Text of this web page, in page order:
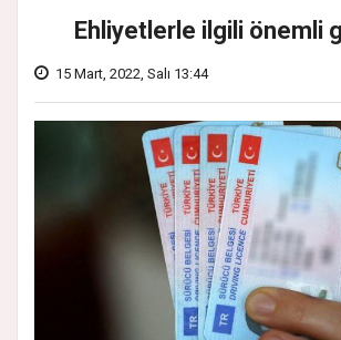
Ehliyetlerle ilgili önemli
15 Mart, 2022, Salı 13:44